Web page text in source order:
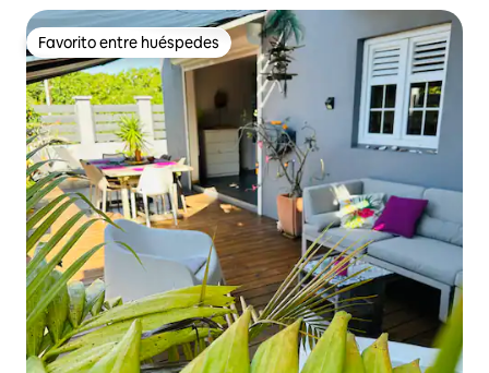
Favorito entre huéspedes
Favorito entre huéspedes